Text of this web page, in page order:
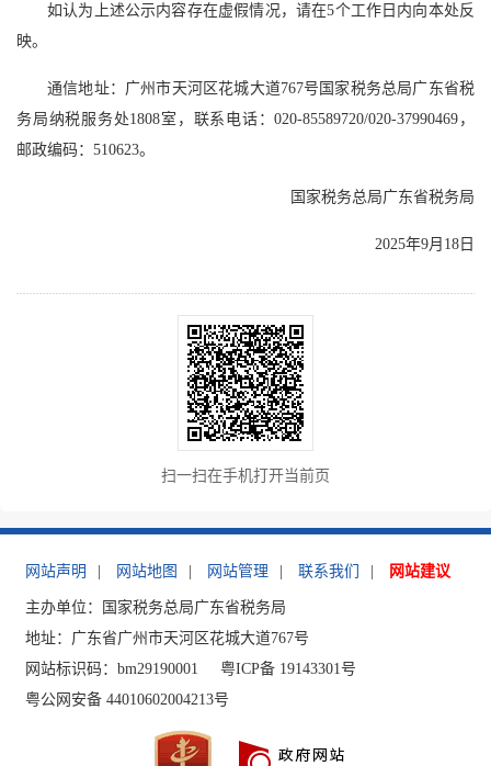
如认为上述公示内容存在虚假情况，请在5个工作日内向本处反
映。
通信地址：广州市天河区花城大道767号国家税务总局广东省税
务局纳税服务处1808室，联系电话：020-85589720/020-37990469，
邮政编码：510623。
国家税务总局广东省税务局
2025年9月18日
扫一扫在手机打开当前页
网站声明 网站地图 网站管理 联系我们 网站建议
主办单位：国家税务总局广东省税务局
地址：广东省广州市天河区花城大道767号
网站标识码：bm29190001
粤ICP备 19143301号
粤公网安备 44010602004213号